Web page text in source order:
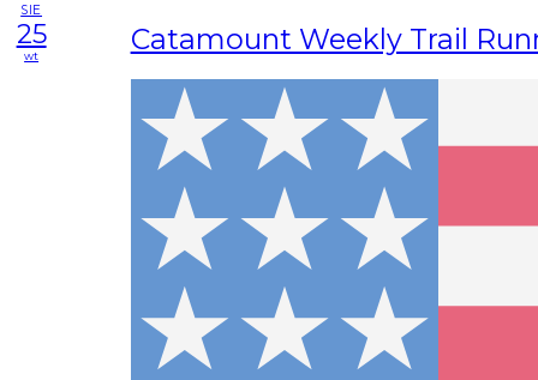
SIE
25
wt Catamount Weekly Trail